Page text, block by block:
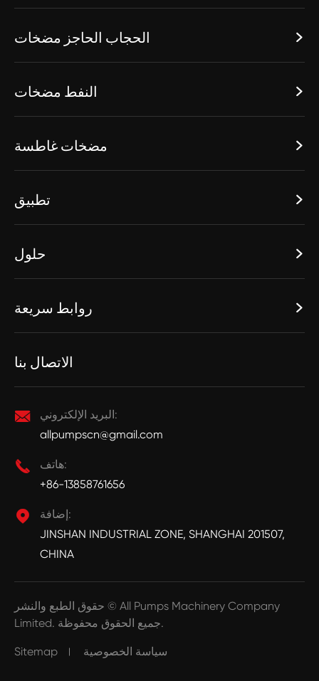
الحجاب الحاجز مضخات 
النفط مضخات 
مضخات غاطسة 
تطبيق 
حلول 
روابط سريعة 
الاتصال بنا

البريد الإلكتروني:
allpumpscn@gmail.com

هاتف:
+86-13858761656

إضافة:
JINSHAN INDUSTRIAL ZONE, SHANGHAI 201507,
CHINA
حقوق الطبع والنشر © All Pumps Machinery Company
Limited.
جميع الحقوق محفوظة.
Sitemap سياسة الخصوصية